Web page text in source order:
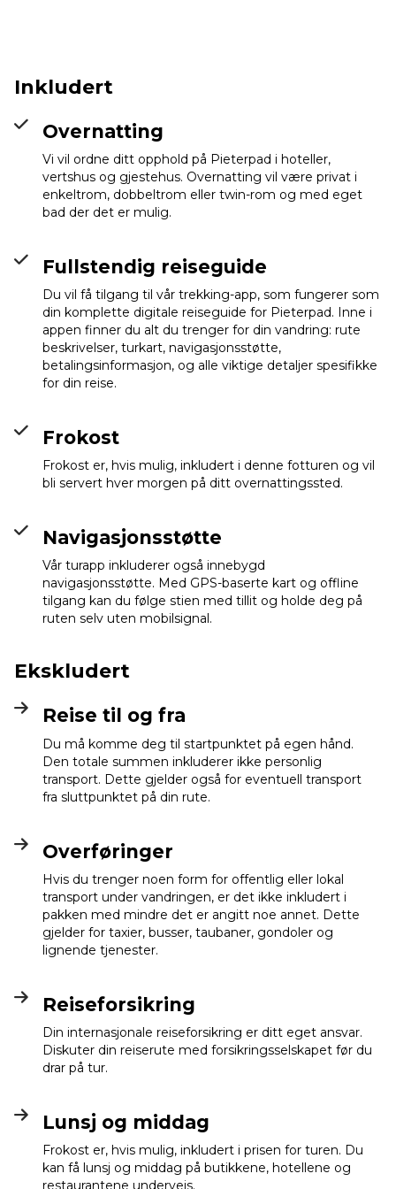
Inkludert
Overnatting
Vi vil ordne ditt opphold på Pieterpad i hoteller,
vertshus og gjestehus. Overnatting vil være privat i
enkeltrom, dobbeltrom eller twin-rom og med eget
bad der det er mulig.
Fullstendig reiseguide
Du vil få tilgang til vår trekking-app, som fungerer som
din komplette digitale reiseguide for Pieterpad. Inne i
appen finner du alt du trenger for din vandring: rute
beskrivelser, turkart, navigasjonsstøtte,
betalingsinformasjon, og alle viktige detaljer spesifikke
for din reise.
Frokost
Frokost er, hvis mulig, inkludert i denne fotturen og vil
bli servert hver morgen på ditt overnattingssted.
Navigasjonsstøtte
Vår turapp inkluderer også innebygd
navigasjonsstøtte. Med GPS-baserte kart og offline
tilgang kan du følge stien med tillit og holde deg på
ruten selv uten mobilsignal.
Ekskludert
Reise til og fra
Du må komme deg til startpunktet på egen hånd.
Den totale summen inkluderer ikke personlig
transport. Dette gjelder også for eventuell transport
fra sluttpunktet på din rute.
Overføringer
Hvis du trenger noen form for offentlig eller lokal
transport under vandringen, er det ikke inkludert i
pakken med mindre det er angitt noe annet. Dette
gjelder for taxier, busser, taubaner, gondoler og
lignende tjenester.
Reiseforsikring
Din internasjonale reiseforsikring er ditt eget ansvar.
Diskuter din reiserute med forsikringsselskapet før du
drar på tur.
Lunsj og middag
Frokost er, hvis mulig, inkludert i prisen for turen. Du
kan få lunsj og middag på butikkene, hotellene og
restaurantene underveis.